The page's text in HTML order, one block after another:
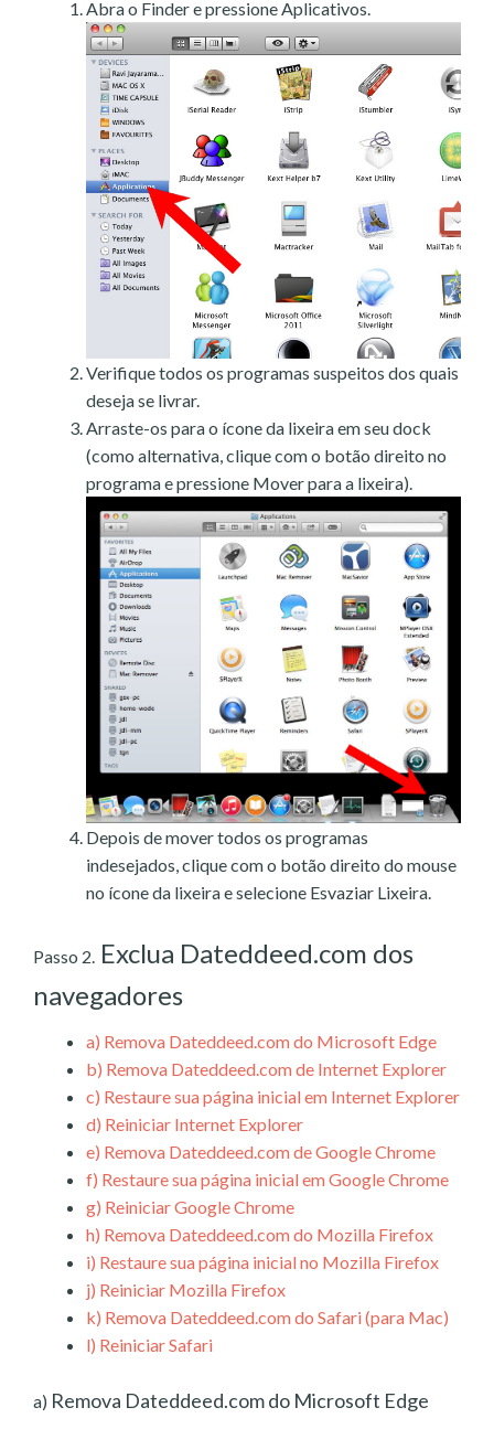
Abra o Finder e pressione Aplicativos.
Verifique todos os programas suspeitos dos quais
deseja se livrar.
Arraste-os para o ícone da lixeira em seu dock
(como alternativa, clique com o botão direito no
programa e pressione Mover para a lixeira).
Depois de mover todos os programas
indesejados, clique com o botão direito do mouse
no ícone da lixeira e selecione Esvaziar Lixeira.
Passo 2. Exclua Dateddeed.com dos
navegadores
a) Remova Dateddeed.com do Microsoft Edge
b) Remova Dateddeed.com de Internet Explorer
c) Restaure sua página inicial em Internet Explorer
d) Reiniciar Internet Explorer
e) Remova Dateddeed.com de Google Chrome
f) Restaure sua página inicial em Google Chrome
g) Reiniciar Google Chrome
h) Remova Dateddeed.com do Mozilla Firefox
i) Restaure sua página inicial no Mozilla Firefox
j) Reiniciar Mozilla Firefox
k) Remova Dateddeed.com do Safari (para Mac)
l) Reiniciar Safari
a) Remova Dateddeed.com do Microsoft Edge